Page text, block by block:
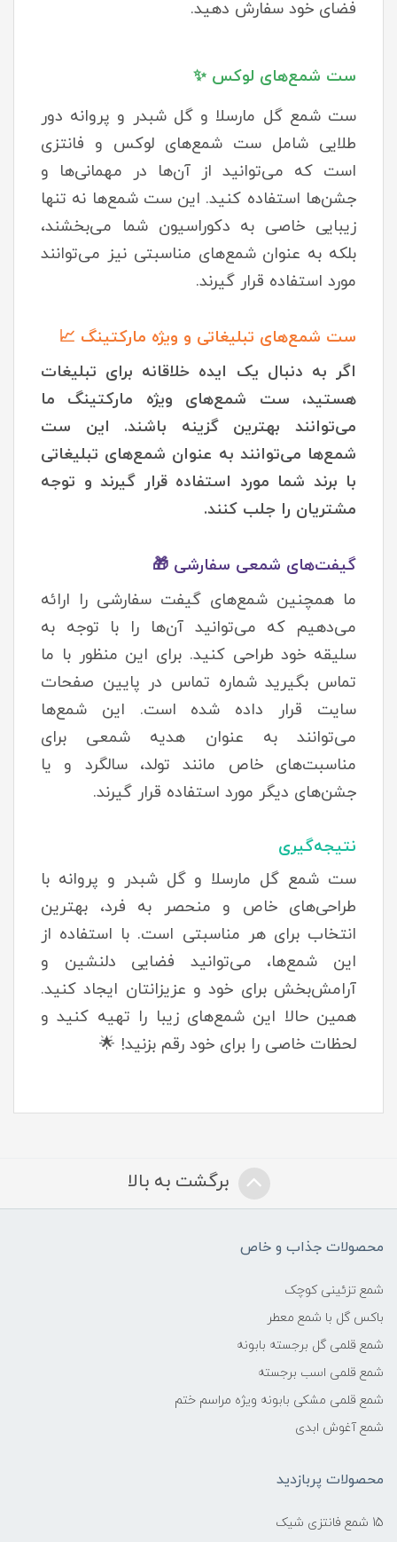
فضای خود سفارش دهید.
ست شمع‌های لوکس ✨
ست شمع گل مارسلا و گل شبدر و پروانه دور
طلایی شامل ست شمع‌های لوکس و فانتزی
است که می‌توانید از آن‌ها در مهمانی‌ها و
جشن‌ها استفاده کنید. این ست شمع‌ها نه تنها
زیبایی خاصی به دکوراسیون شما می‌بخشند،
بلکه به عنوان شمع‌های مناسبتی نیز می‌توانند
مورد استفاده قرار گیرند.
ست شمع‌های تبلیغاتی و ویژه مارکتینگ 📈
اگر به دنبال یک ایده خلاقانه برای تبلیغات
هستید، ست شمع‌های ویژه مارکتینگ ما
می‌توانند بهترین گزینه باشند. این ست
شمع‌ها می‌توانند به عنوان شمع‌های تبلیغاتی
با برند شما مورد استفاده قرار گیرند و توجه
مشتریان را جلب کنند.
گیفت‌های شمعی سفارشی 🎁
ما همچنین شمع‌های گیفت سفارشی را ارائه
می‌دهیم که می‌توانید آن‌ها را با توجه به
سلیقه خود طراحی کنید. برای این منظور با ما
تماس بگیرید شماره تماس در پایین صفحات
سایت قرار داده شده است. این شمع‌ها
می‌توانند به عنوان هدیه شمعی برای
مناسبت‌های خاص مانند تولد، سالگرد و یا
جشن‌های دیگر مورد استفاده قرار گیرند.
نتیجه‌گیری
ست شمع گل مارسلا و گل شبدر و پروانه با
طراحی‌های خاص و منحصر به فرد، بهترین
انتخاب برای هر مناسبتی است. با استفاده از
این شمع‌ها، می‌توانید فضایی دلنشین و
آرامش‌بخش برای خود و عزیزانتان ایجاد کنید.
همین حالا این شمع‌های زیبا را تهیه کنید و
لحظات خاصی را برای خود رقم بزنید! 🌟
برگشت به بالا
محصولات جذاب و خاص
شمع تزئینی کوچک
باکس گل با شمع معطر
شمع قلمی گل برجسته بابونه
شمع قلمی اسب برجسته
شمع قلمی مشکی بابونه ویژه مراسم ختم
شمع آغوش ابدی
محصولات پربازدید
15 شمع فانتزی شیک